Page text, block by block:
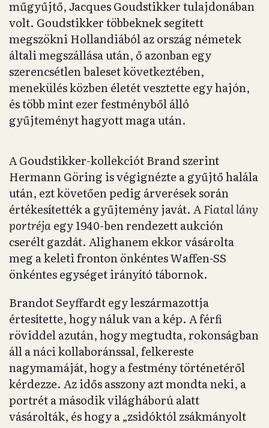
műgyűjtő, Jacques Goudstikker tulajdonában
volt. Goudstikker többeknek segített
megszökni Hollandiából az ország németek
általi megszállása után, ő azonban egy
szerencsétlen baleset következtében,
menekülés közben életét vesztette egy hajón,
és több mint ezer festményből álló
gyűjteményt hagyott maga után.
A Goudstikker-kollekciót Brand szerint
Hermann Göring is végignézte a gyűjtő halála
után, ezt követően pedig árverések során
értékesítették a gyűjtemény javát. AFiatal lány
portréjaegy 1940-ben rendezett aukción
cserélt gazdát. Alighanem ekkor vásárolta
meg a keleti fronton önkéntes Waffen-SS
önkéntes egységet irányító tábornok.
Brandot Seyffardt egy leszármazottja
értesítette, hogy náluk van a kép. A férfi
röviddel azután, hogy megtudta, rokonságban
áll a náci kollaboránssal, felkereste
nagymamáját, hogy a festmény történetéről
kérdezze. Az idős asszony azt mondta neki, a
portrét a második világháború alatt
vásárolták, és hogy a „zsidóktól zsákmányolt